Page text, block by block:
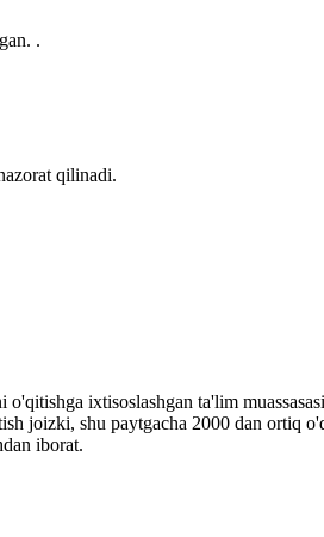
.
qilinadi.
ixtisoslashgan ta'lim
joizki, shu paytgacha 2000 dan ortiq
iborat.